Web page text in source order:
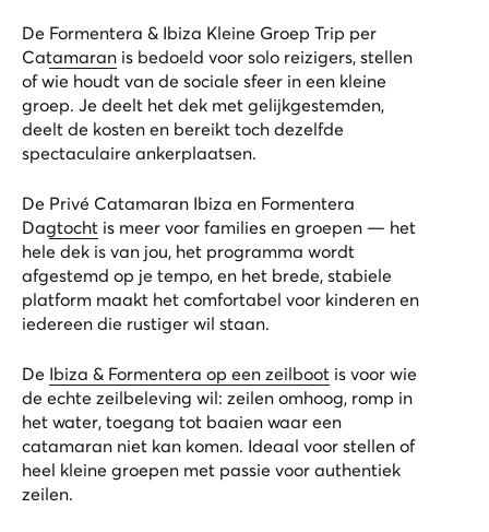
De Formentera & Ibiza Kleine Groep Trip per
Catamaran is bedoeld voor solo reizigers, stellen
of wie houdt van de sociale sfeer in een kleine
groep. Je deelt het dek met gelijkgestemden,
deelt de kosten en bereikt toch dezelfde
spectaculaire ankerplaatsen.
De Privé Catamaran Ibiza en Formentera
Dagtocht is meer voor families en groepen — het
hele dek is van jou, het programma wordt
afgestemd op je tempo, en het brede, stabiele
platform maakt het comfortabel voor kinderen en
iedereen die rustiger wil staan.
De Ibiza & Formentera op een zeilboot is voor wie
de echte zeilbeleving wil: zeilen omhoog, romp in
het water, toegang tot baaien waar een
catamaran niet kan komen. Ideaal voor stellen of
heel kleine groepen met passie voor authentiek
zeilen.